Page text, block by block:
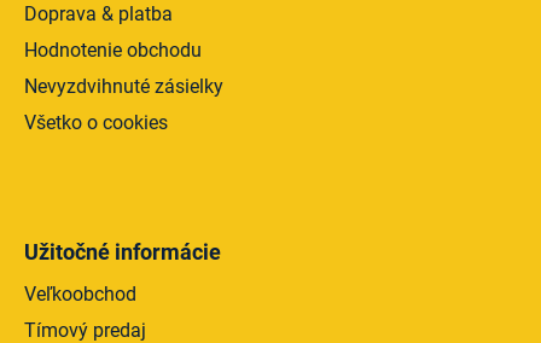
Doprava & platba
Hodnotenie obchodu
Nevyzdvihnuté zásielky
Všetko o cookies
Užitočné informácie
Veľkoobchod
Tímový predaj